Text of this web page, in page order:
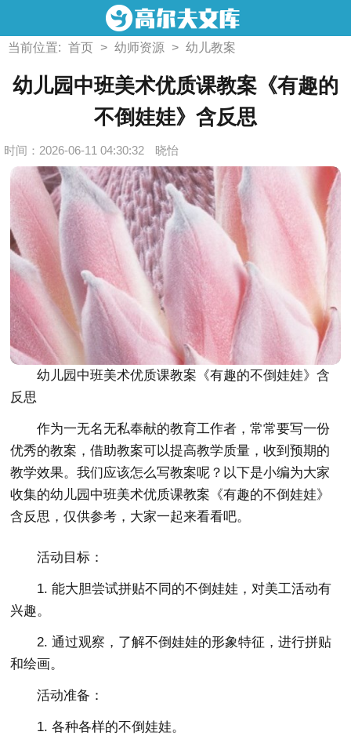
当前位置: 首页 > 幼师资源 > 幼儿教案
幼儿园中班美术优质课教案《有趣的
不倒娃娃》含反思
时间：2026-06-11 04:30:32 晓怡
幼儿园中班美术优质课教案《有趣的不倒娃娃》含
反思
作为一无名无私奉献的教育工作者，常常要写一份
优秀的教案，借助教案可以提高教学质量，收到预期的
教学效果。我们应该怎么写教案呢？以下是小编为大家
收集的幼儿园中班美术优质课教案《有趣的不倒娃娃》
含反思，仅供参考，大家一起来看看吧。
活动目标：
1. 能大胆尝试拼贴不同的不倒娃娃，对美工活动有
兴趣。
2. 通过观察，了解不倒娃娃的形象特征，进行拼贴
和绘画。
活动准备：
1. 各种各样的不倒娃娃。